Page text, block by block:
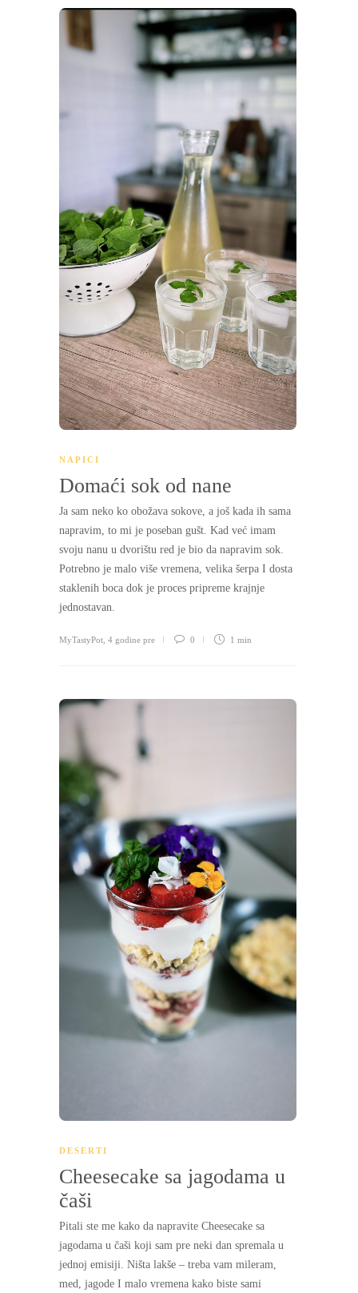
NAPICI
Domaći sok od nane
Ja sam neko ko obožava sokove, a još kada ih sama
napravim, to mi je poseban gušt. Kad već imam
svoju nanu u dvorištu red je bio da napravim sok.
Potrebno je malo više vremena, velika šerpa I dosta
staklenih boca dok je proces pripreme krajnje
jednostavan.
MyTastyPot, 4 godine pre 0 1 min
DESERTI
Cheesecake sa jagodama u
čaši
Pitali ste me kako da napravite Cheesecake sa
jagodama u čaši koji sam pre neki dan spremala u
jednoj emisiji. Ništa lakše – treba vam mileram,
med, jagode I malo vremena kako biste sami